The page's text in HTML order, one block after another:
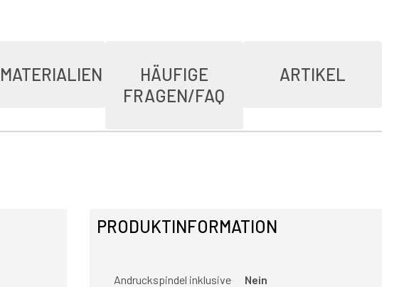
HÄUFIGE
FRAGEN/FAQ
ARTIKEL
PRODUKTINFORMATION
Andruckspindel inklusive Nein